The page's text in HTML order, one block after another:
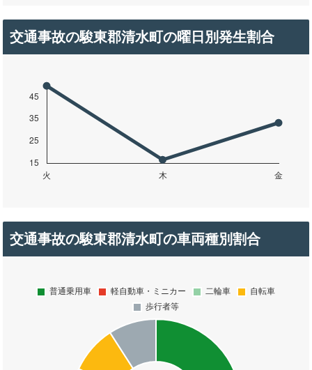
交通事故の駿東郡清水町の曜日別発生割合
交通事故の駿東郡清水町の車両種別割合